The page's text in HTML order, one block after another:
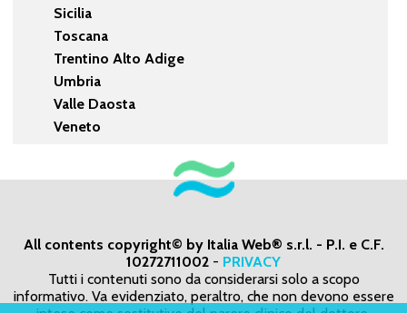
Sicilia
Toscana
Trentino Alto Adige
Umbria
Valle Daosta
Veneto
All contents copyright© by Italia Web® s.r.l. - P.I. e C.F.
10272711002 - PRIVACY
Tutti i contenuti sono da considerarsi solo a scopo
informativo. Va evidenziato, peraltro, che non devono essere